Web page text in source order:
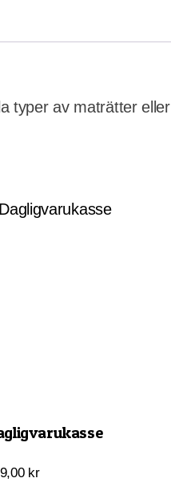
typer av maträtter eller
kr